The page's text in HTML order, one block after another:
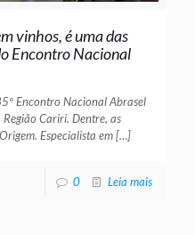
vinhos, é uma das
Encontro Nacional
Encontro Nacional Abrasel
Cariri. Dentre, as
Especialista em[…]
0 Leia mais